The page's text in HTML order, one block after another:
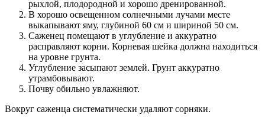
рыхлой, плодородной и хорошо дренированной.
В хорошо освещенном солнечными лучами месте
выкапывают яму, глубиной 60 см и шириной 50 см.
Саженец помещают в углубление и аккуратно
расправляют корни. Корневая шейка должна находиться
на уровне грунта.
Углубление засыпают землей. Грунт аккуратно
утрамбовывают.
Почву обильно увлажняют.
Вокруг саженца систематически удаляют сорняки.